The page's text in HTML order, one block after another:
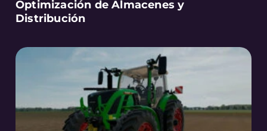
Optimización de Almacenes y
Distribución